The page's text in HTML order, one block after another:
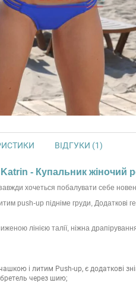
ВІДГУКИ (1)
- Купальник жіночий
хочеться побалувати себе
push-up підніме груди, Додаткові
лінією талії, ніжна
і литим Push-up, є додаткові
через шию;